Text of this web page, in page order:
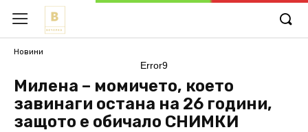
Новини
Error9
Милена – момичето, което
завинаги остана на 26 години,
защото е обичало СНИМКИ